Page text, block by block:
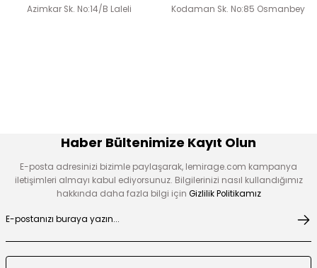
Desen Boncuk Nakışlı Elbise
Azimkar Sk. No:14/B Laleli Kodaman Sk. No:85 Osmanbey
Haber Bültenimize Kayıt Olun
E-posta adresinizi bizimle paylaşarak, lemirage.com kampanya
iletişimleri almayı kabul ediyorsunuz. Bilgilerinizi nasıl kullandığımız
hakkında daha fazla bilgi için Gizlilik Politikamız